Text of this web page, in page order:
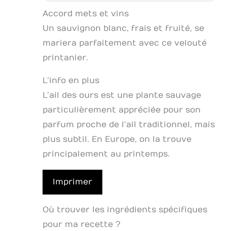
Accord mets et vins
Un sauvignon blanc, frais et fruité, se
mariera parfaitement avec ce velouté
printanier.
L’info en plus
L’ail des ours est une plante sauvage
particulièrement appréciée pour son
parfum proche de l’ail traditionnel, mais
plus subtil. En Europe, on la trouve
principalement au printemps.
Imprimer
Où trouver les ingrédients spécifiques
pour ma recette ?